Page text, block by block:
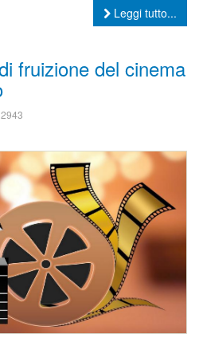
Leggi tutto...
fruizione del cinema